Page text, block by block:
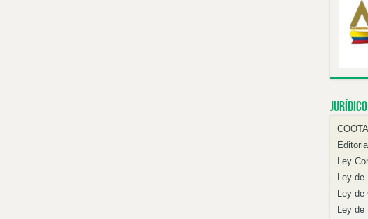
Jurídico
Ley
Ley de
Ley de
Ley de